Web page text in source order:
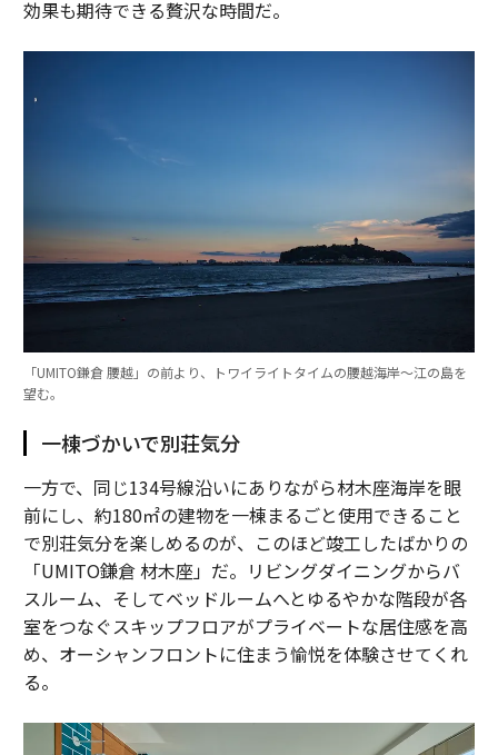
効果も期待できる贅沢な時間だ。
「UMITO鎌倉 腰越」の前より、トワイライトタイムの腰越海岸～江の島を
望む。
一棟づかいで別荘気分
一方で、同じ134号線沿いにありながら材木座海岸を眼
前にし、約180㎡の建物を一棟まるごと使用できること
で別荘気分を楽しめるのが、このほど竣工したばかりの
「UMITO鎌倉 材木座」だ。リビングダイニングからバ
スルーム、そしてベッドルームへとゆるやかな階段が各
室をつなぐスキップフロアがプライベートな居住感を高
め、オーシャンフロントに住まう愉悦を体験させてくれ
る。